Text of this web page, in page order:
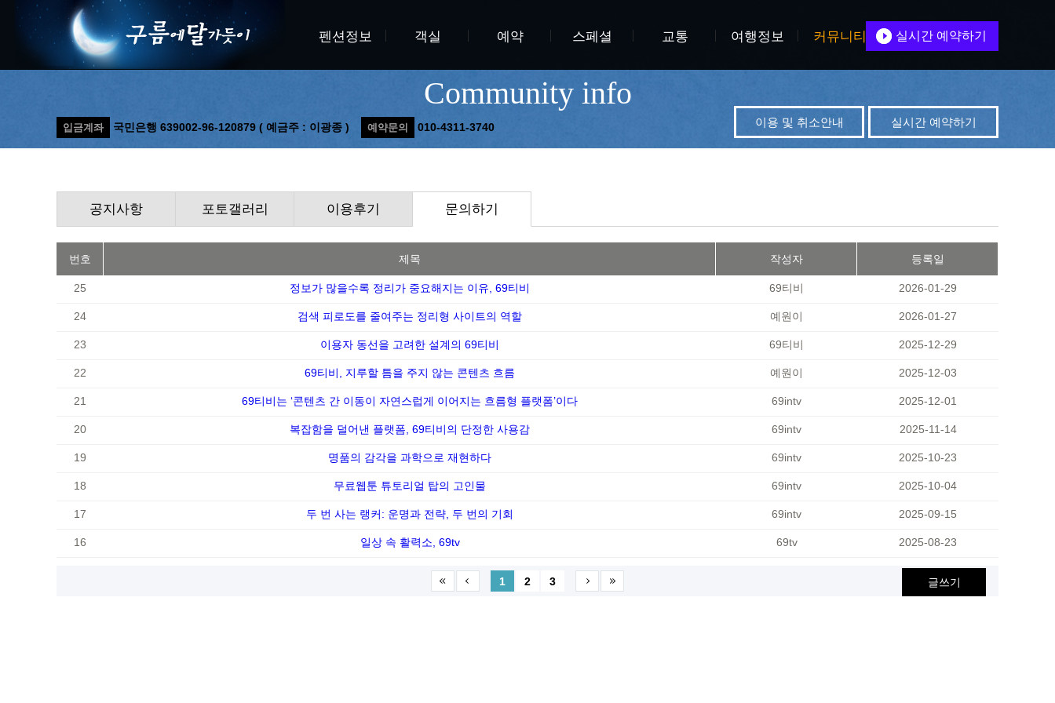
펜션정보 객실 예약 스페셜 교통 여행정보 커뮤니티 실시간 예약하기
Community info
입금계좌 국민은행 639002-96-120879 ( 예금주 : 이광종 ) 예약문의 010-4311-3740 이용 및 취소안내 실시간 예약하기
공지사항 포토갤러리 이용후기 문의하기
번호 제목 작성자 등록일
25 정보가 많을수록 정리가 중요해지는 이유, 69티비 69티비 2026-01-29
24 검색 피로도를 줄여주는 정리형 사이트의 역할 예원이 2026-01-27
23 이용자 동선을 고려한 설계의 69티비 69티비 2025-12-29
22 69티비, 지루할 틈을 주지 않는 콘텐츠 흐름 예원이 2025-12-03
21 69티비는 ‘콘텐츠 간 이동이 자연스럽게 이어지는 흐름형 플랫폼’이다 69intv 2025-12-01
20 복잡함을 덜어낸 플랫폼, 69티비의 단정한 사용감 69intv 2025-11-14
19 명품의 감각을 과학으로 재현하다 69intv 2025-10-23
18 무료웹툰 튜토리얼 탑의 고인물 69intv 2025-10-04
17 두 번 사는 랭커: 운명과 전략, 두 번의 기회 69intv 2025-09-15
16 일상 속 활력소, 69tv 69tv 2025-08-23
1 2 3 글쓰기